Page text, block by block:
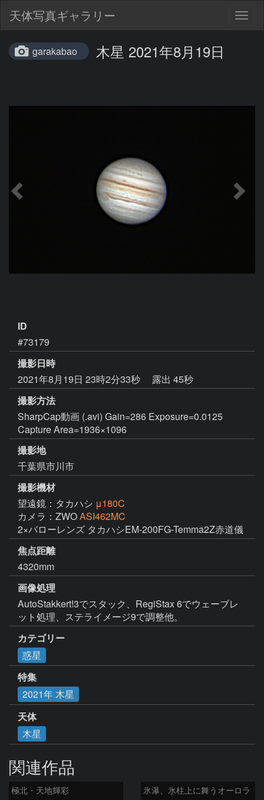
天体写真ギャラリー
garakabao 木星 2021年8月19日
ID
#73179
撮影日時
2021年8月19日 23時2分33秒
露出 45秒
撮影方法
SharpCap動画 (.avi) Gain=286 Exposure=0.0125
Capture Area=1936×1096
撮影地
千葉県市川市
撮影機材
望遠鏡：タカハシ μ180C
カメラ：ZWOASI462MC
2×バローレンズ タカハシEM-200FG-Temma2Z赤道儀
焦点距離
4320mm
画像処理
AutoStakkert!3でスタック、RegiStax 6でウェーブレ
ット処理、ステライメージ9で調整他。
カテゴリー
惑星
特集
2021年 木星
天体
木星
関連作品
極北・天地輝彩 氷瀑、氷柱上に舞うオーロラ